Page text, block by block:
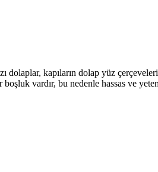
kapıların dolap yüz
vardır, bu nedenle hassas ve